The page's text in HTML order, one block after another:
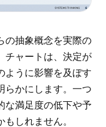
の抽象概念を実際の
チャートは、決定が
ように影響を及ぼす
らかにします。一つ
な満足度の低下や予
しれません。